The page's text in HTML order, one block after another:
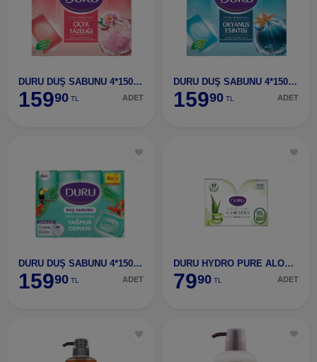
DURU DUŞ SABUNU 4*150 GR ÇİÇEK
15990 TL ADET
DURU DUŞ SABUNU 4*150 GR OKYANUS
15990 TL ADET
DURU DUŞ SABUNU 4*150 GR.YAĞMUR
15990 TL ADET
DURU HYDRO PURE ALOEVARA(135*2)
7990 TL ADET